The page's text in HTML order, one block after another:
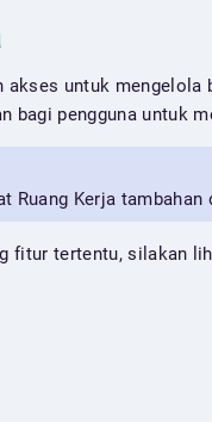
akses untuk mengelola
bagi pengguna untuk
Ruang Kerja
fitur tertentu, silakan